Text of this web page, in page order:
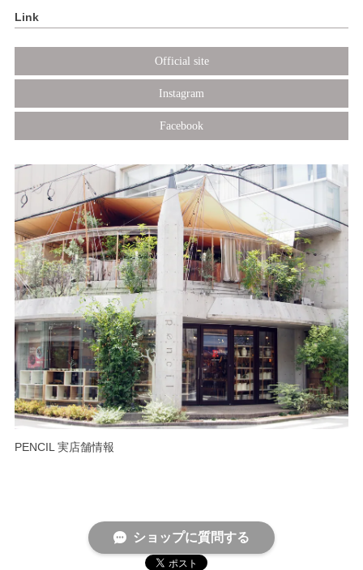
Link
Official site
Instagram
Facebook
PENCIL 実店舗情報
ショップに質問する